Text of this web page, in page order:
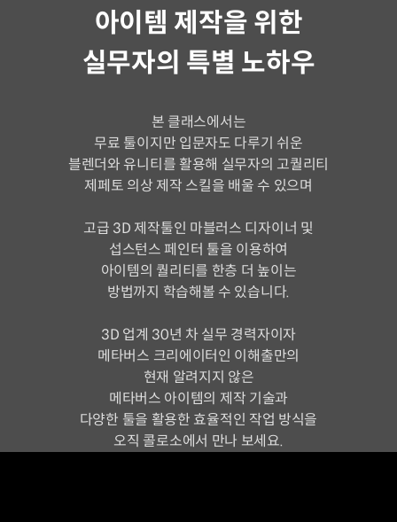
아이템 제작을 위한
실무자의 특별 노하우
본 클래스에서는
무료 툴이지만 입문자도 다루기 쉬운
블렌더와 유니티를 활용해 실무자의 고퀄리티
제페토 의상 제작 스킬을 배울 수 있으며
고급 3D 제작툴인 마블러스 디자이너 및
섭스턴스 페인터 툴을 이용하여
아이템의 퀄리티를 한층 더 높이는
방법까지 학습해볼 수 있습니다.
3D 업계 30년 차 실무 경력자이자
메타버스 크리에이터인 이해출만의
현재 알려지지 않은
메타버스 아이템의 제작 기술과
다양한 툴을 활용한 효율적인 작업 방식을
오직 콜로소에서 만나 보세요.